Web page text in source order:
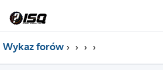
Wykaz forów